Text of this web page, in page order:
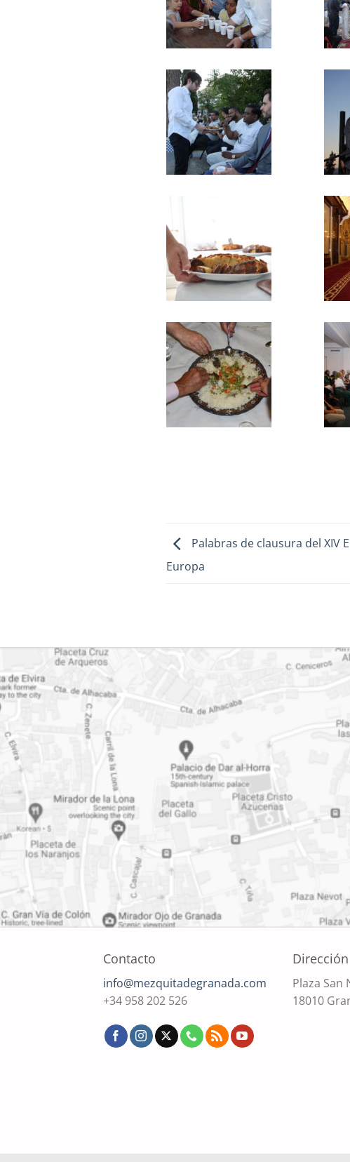
Palabras de clausura del XIV
Europa
Contacto
info@mezquitadegranada.com
+34 958 202 526
Dirección
Plaza San
18010